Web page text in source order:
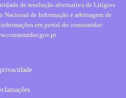
de resolução alternativa de Litígios
Nacional de Informação e arbitragem de
em portal do consumidor: